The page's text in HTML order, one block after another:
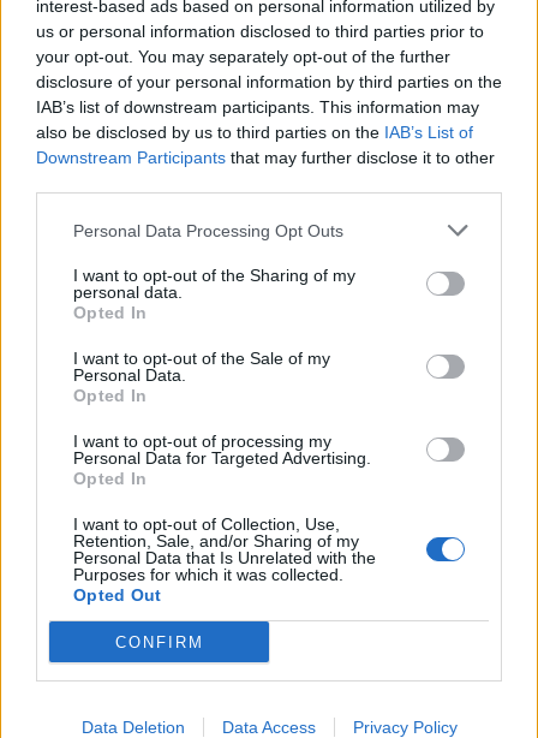
interest-based ads based on personal information utilized by
us or personal information disclosed to third parties prior to
your opt-out. You may separately opt-out of the further
disclosure of your personal information by third parties on the
IAB’s list of downstream participants. This information may
also be disclosed by us to third parties on the IAB’s List of
Downstream Participants that may further disclose it to other
Personal Data Processing Opt Outs
I want to opt-out of the Sharing of my
personal data.
Opted In
I want to opt-out of the Sale of my
Personal Data.
Opted In
I want to opt-out of processing my
Personal Data for Targeted Advertising.
Opted In
I want to opt-out of Collection, Use,
Retention, Sale, and/or Sharing of my
Personal Data that Is Unrelated with the
Purposes for which it was collected.
Opted Out
CONFIRM
Data Deletion Data Access Privacy Policy
AJÁNLJUK MÉG
Országos
Kecskeméten is szakirányú továbbképzésekkel erősít a